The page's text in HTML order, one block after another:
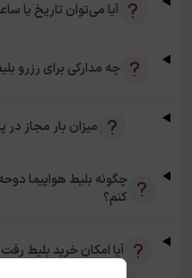
آیا می‌توان تاریخ یا
چه مدارکی برای رزرو
میزان بار مجاز
چگونه بلیط هواپیما
کنم؟
آیا امکان خرید بلیط